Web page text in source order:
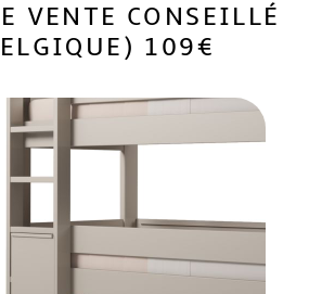
VENTE CONSEILLÉ
109€